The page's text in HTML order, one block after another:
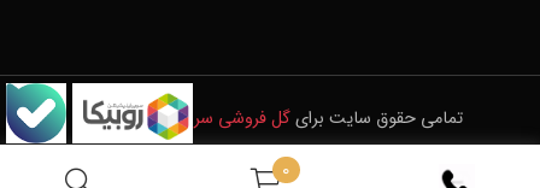
0
تمامی حقوق سایت برایگل فروشی سرورمحفوظ است.